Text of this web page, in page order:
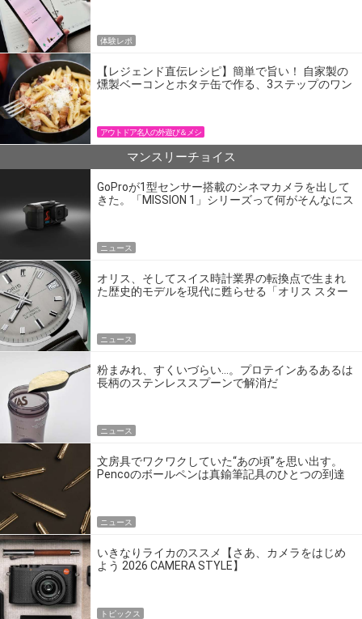
体験レポ
【レジェンド直伝レシピ】簡単で旨い！ 自家製の
燻製ベーコンとホタテ缶で作る、3ステップのワン
アウトドア名人の外遊び＆メシ
マンスリーチョイス
GoProが1型センサー搭載のシネマカメラを出して
きた。「MISSION 1」シリーズって何がそんなにス
ニュース
オリス、そしてスイス時計業界の転換点で生まれ
た歴史的モデルを現代に甦らせる「オリス スター
ニュース
粉まみれ、すくいづらい…。プロテインあるあるは
長柄のステンレススプーンで解消だ
ニュース
文房具でワクワクしていた“あの頃”を思い出す。
Pencoのボールペンは真鍮筆記具のひとつの到達
ニュース
いきなりライカのススメ【さあ、カメラをはじめ
よう 2026 CAMERA STYLE】
トピックス